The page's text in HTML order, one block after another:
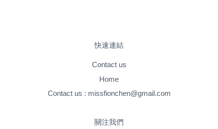
快速連結
Contact us
Home
Contact us : missfionchen@gmail.com
關注我們